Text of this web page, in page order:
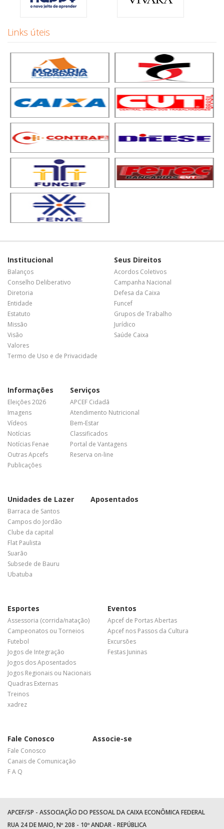
Links úteis
Institucional
Balanços
Conselho Deliberativo
Diretoria
Entidade
Estatuto
Missão
Visão
Valores
Termo de Uso e de Privacidade
Seus Direitos
Acordos Coletivos
Campanha Nacional
Defesa da Caixa
Funcef
Grupos de Trabalho
Jurídico
Saúde Caixa
Informações
Eleições 2026
Imagens
Vídeos
Notícias
Notícias Fenae
Outras Apcefs
Publicações
Serviços
APCEF Cidadã
Atendimento Nutricional
Bem-Estar
Classificados
Portal de Vantagens
Reserva on-line
Unidades de Lazer
Barraca de Santos
Campos do Jordão
Clube da capital
Flat Paulista
Suarão
Subsede de Bauru
Ubatuba
Aposentados
Esportes
Assessoria (corrida/natação)
Campeonatos ou Torneios
Futebol
Jogos de Integração
Jogos dos Aposentados
Jogos Regionais ou Nacionais
Quadras Externas
Treinos
xadrez
Eventos
Apcef de Portas Abertas
Apcef nos Passos da Cultura
Excursões
Festas Juninas
Fale Conosco
Fale Conosco
Canais de Comunicação
F A Q
Associe-se
APCEF/SP - ASSOCIAÇÃO DO PESSOAL DA CAIXA ECONÔMICA FEDERAL
RUA 24 DE MAIO, Nº 208 - 10º ANDAR - REPÚBLICA